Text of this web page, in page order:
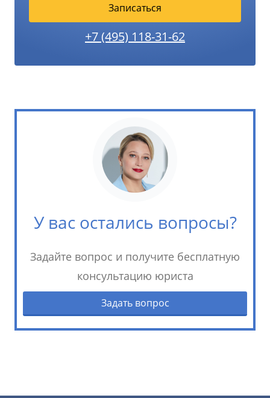
Записаться
+7 (495) 118-31-62
У вас остались вопросы?
Задайте вопрос и получите бесплатную
консультацию юриста
Задать вопрос